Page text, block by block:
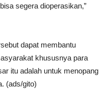
segera dioperasikan,”
dapat membantu
khususnya para
itu adalah untuk menopang
(ads/gito)